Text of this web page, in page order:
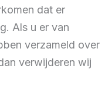
dat er
Als u er van
verzameld over
verwijderen wij